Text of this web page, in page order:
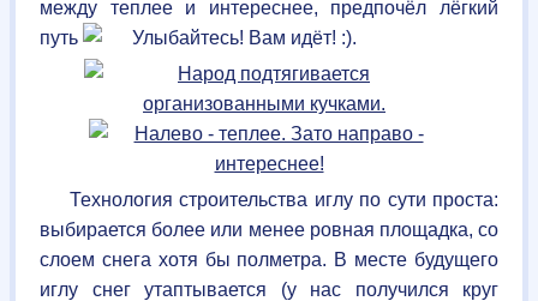
между теплее и интереснее, предпочёл лёгкий
путь
.
Технология строительства иглу по сути проста:
выбирается более или менее ровная площадка, со
слоем снега хотя бы полметра. В месте будущего
иглу снег утаптывается (у нас получился круг